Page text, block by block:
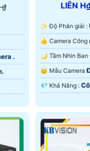
₫
.
LIÊN
✨ Độ Phân giải :
.
👑 Mẫu Camera
️💎 Khả Năng :